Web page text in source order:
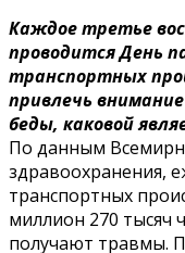
Каждое третье
проводится День
транспортных
привлечь
беды, каковой
По данным
здравоохранения,
транспортных
миллион 270 тысяч
получают травмы.